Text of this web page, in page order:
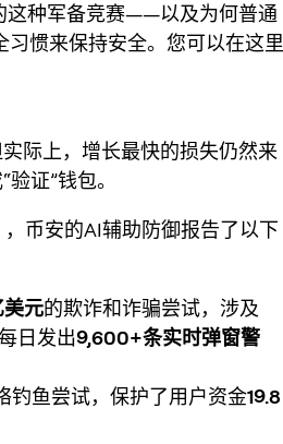
这种军备竞赛——以及为何普通
惯来保持安全。您可以在这里
际上，增长最快的损失仍然来
证”钱包。
，币安的AI辅助防御报告了以下
元的欺诈和诈骗尝试，涉及
日发出9,600+条实时弹窗警
钓鱼尝试，保护了用户资金19.8